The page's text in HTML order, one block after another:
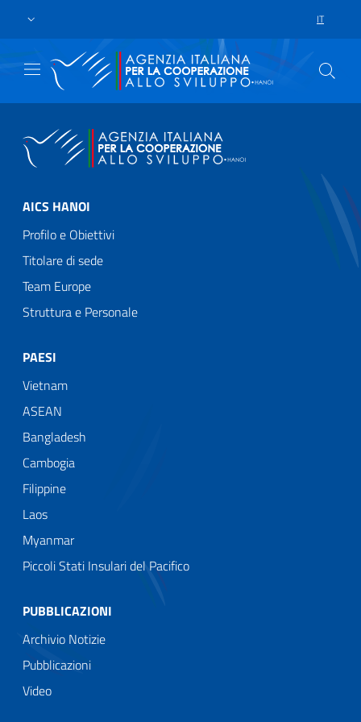
IT
AICS HANOI
Profilo e Obiettivi
Titolare di sede
Team Europe
Struttura e Personale
PAESI
Vietnam
ASEAN
Bangladesh
Cambogia
Filippine
Laos
Myanmar
Piccoli Stati Insulari del Pacifico
PUBBLICAZIONI
Archivio Notizie
Pubblicazioni
Video